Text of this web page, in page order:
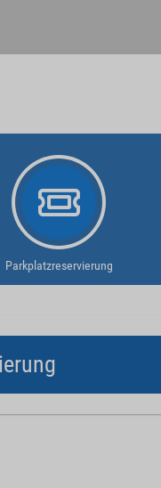
Parkplatzreservierung